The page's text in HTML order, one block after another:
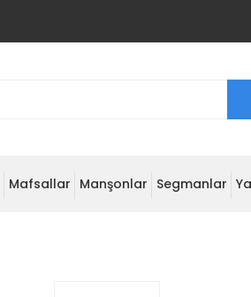
Mafsallar Manşonlar Segmanlar